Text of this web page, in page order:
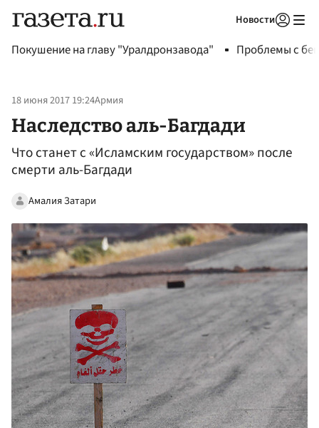
Новости
Покушение на главу "Уралдронзавода" Проблемы с
18 июня 2017 19:24Армия
Наследство аль-Багдади
Что станет с «Исламским государством» после
смерти аль-Багдади
Амалия Затари